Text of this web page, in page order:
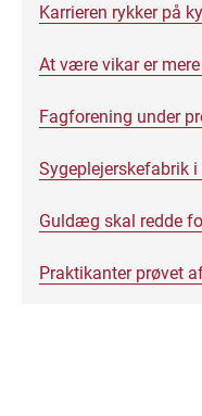
Karrieren rykker på
At være vikar er
Fagforening under
Sygeplejerskefabrik
Guldæg skal redde
Praktikanter prøvet